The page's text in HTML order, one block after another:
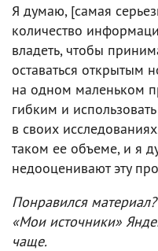
Я думаю, [самая
количество
владеть, чтобы
оставаться открытым
на одном маленьком
гибким и
в своих
таком ее объеме, и я
недооценивают эту
Понравился материал?
«Мои источники»
чаще.